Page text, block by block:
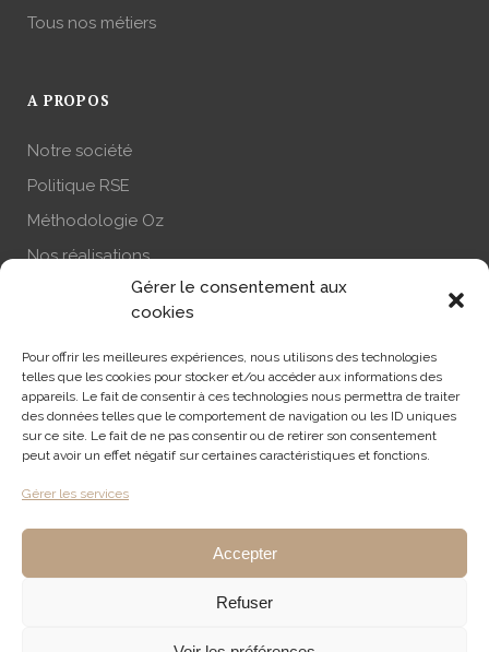
Gérer le consentement aux
cookies
Pour offrir les meilleures expériences, nous utilisons des technologies
telles que les cookies pour stocker et/ou accéder aux informations des
appareils. Le fait de consentir à ces technologies nous permettra de traiter
des données telles que le comportement de navigation ou les ID uniques
sur ce site. Le fait de ne pas consentir ou de retirer son consentement
peut avoir un effet négatif sur certaines caractéristiques et fonctions.
Gérer les services
Accepter
Refuser
Tous nos métiers
A PROPOS
Notre société
Politique RSE
Méthodologie Oz
Nos réalisations
S’abonner à la newsletter
RECHERCHE